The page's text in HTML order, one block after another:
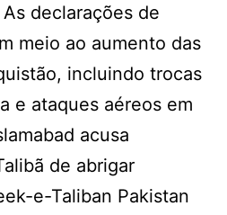
declarações de
meio ao aumento das
incluindo trocas
e ataques aéreos em
acusa
de abrigar
e-Taliban Pakistan